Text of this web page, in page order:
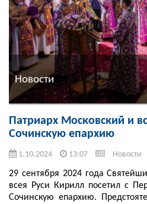
Новости
Патриарх Московский и
Сочинскую епархию
1.10.2024 13:07 Новости
29 сентября 2024 года
всея Руси Кирилл посетил с
Сочинскую епархию.